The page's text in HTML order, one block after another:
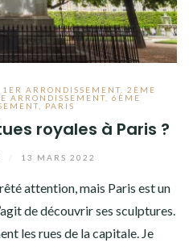
1ER ARRONDISSEMENT, 2ÈME
ARRONDISSEMENT
6ÈME
, PARIS
royales à Paris ?
13 MARS 2022
attention, mais Paris est un
de découvrir ses sculptures.
les rues de la capitale. Je